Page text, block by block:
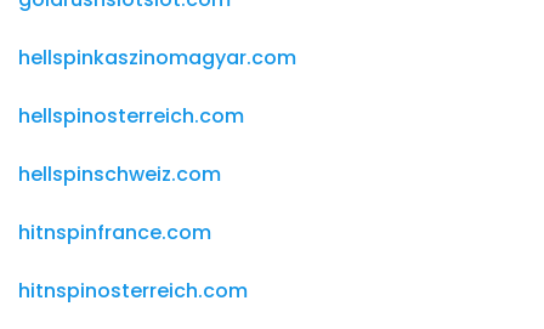
hellspinkaszinomagyar.com
hellspinosterreich.com
hellspinschweiz.com
hitnspinfrance.com
hitnspinosterreich.com